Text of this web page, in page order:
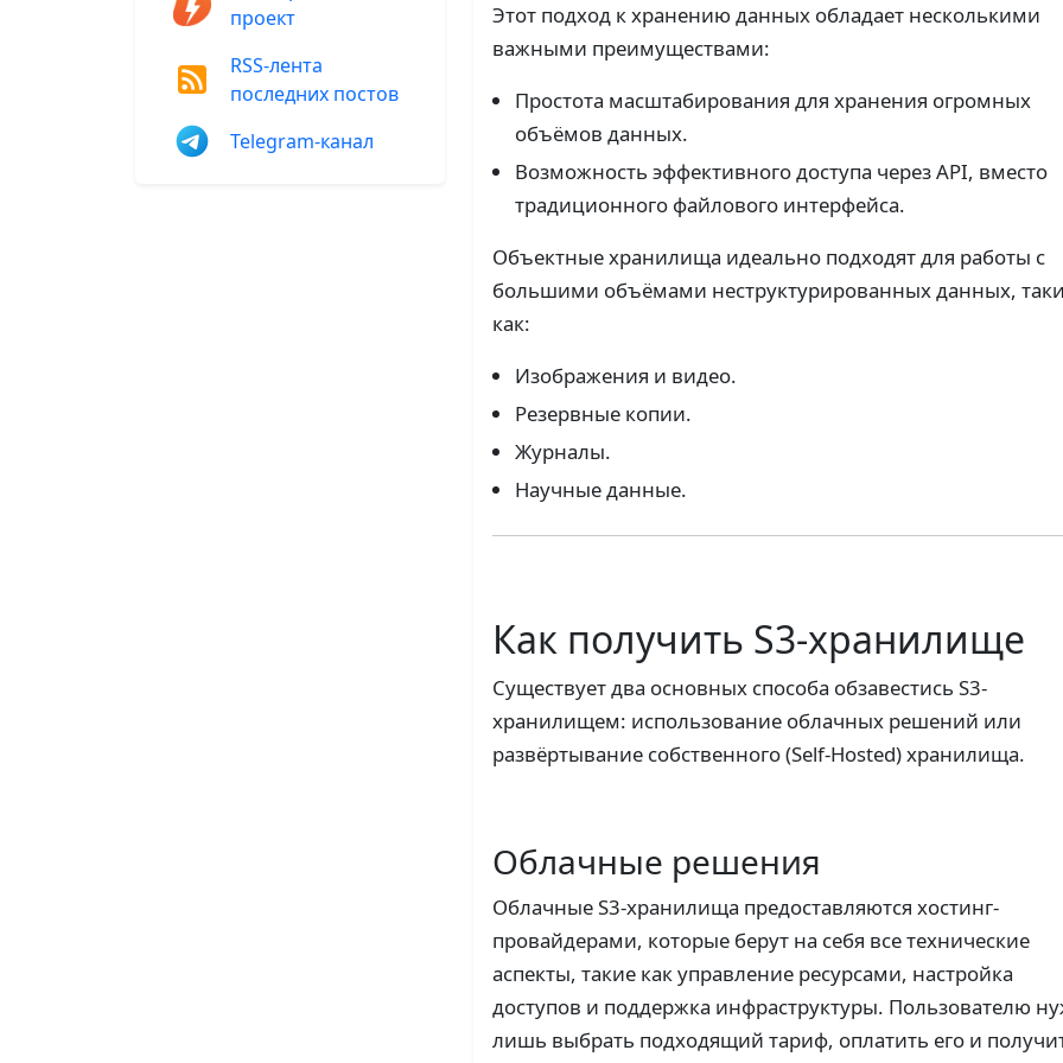
Этот подход к хранению данных обладает несколькими
важными преимуществами:
Простота масштабирования для хранения огромных
объёмов данных.
Возможность эффективного доступа через API, вместо
традиционного файлового интерфейса.
Объектные хранилища идеально подходят для работы с
большими объёмами неструктурированных данных,
как:
Изображения и видео.
Резервные копии.
Журналы.
Научные данные.
Как получить S3-хранилище
Существует два основных способа обзавестись S3-
хранилищем: использование облачных решений или
развёртывание собственного (Self-Hosted) хранилища.
Облачные решения
Облачные S3-хранилища предоставляются хостинг-
провайдерами, которые берут на себя все технические
аспекты, такие как управление ресурсами, настройка
доступов и поддержка инфраструктуры. Пользователю
лишь выбрать подходящий тариф, оплатить его и
проект
RSS-лента
последних постов
Telegram-канал